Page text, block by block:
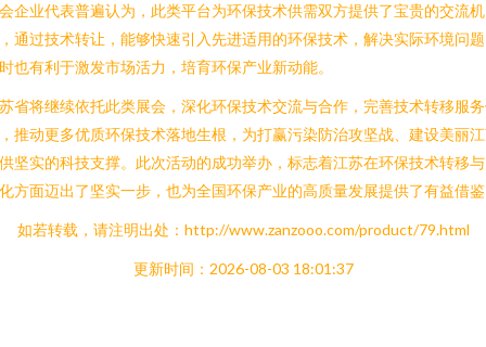
企业代表普遍认为，此类平台为环保技术供需双方提供了宝贵的交流机
通过技术转让，能够快速引入先进适用的环保技术，解决实际环境问
也有利于激发市场活力，培育环保产业新动能。
省将继续依托此类展会，深化环保技术交流与合作，完善技术转移服
推动更多优质环保技术落地生根，为打赢污染防治攻坚战、建设美丽
坚实的科技支撑。此次活动的成功举办，标志着江苏在环保技术转移
方面迈出了坚实一步，也为全国环保产业的高质量发展提供了有益借
如若转载，请注明出处：http://www.zanzooo.com/product/79.html
更新时间：2026-08-03 18:01:37